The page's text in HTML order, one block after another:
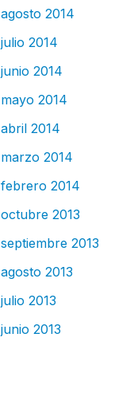
agosto 2014
julio 2014
junio 2014
mayo 2014
abril 2014
marzo 2014
febrero 2014
octubre 2013
septiembre 2013
agosto 2013
julio 2013
junio 2013